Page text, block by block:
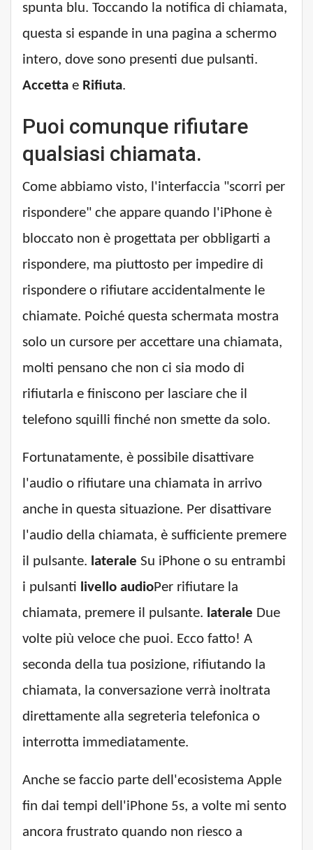
spunta blu. Toccando la notifica di chiamata,
questa si espande in una pagina a schermo
intero, dove sono presenti due pulsanti.
Accetta e Rifiuta.
Puoi comunque rifiutare
qualsiasi chiamata.
Come abbiamo visto, l'interfaccia "scorri per
rispondere" che appare quando l'iPhone è
bloccato non è progettata per obbligarti a
rispondere, ma piuttosto per impedire di
rispondere o rifiutare accidentalmente le
chiamate. Poiché questa schermata mostra
solo un cursore per accettare una chiamata,
molti pensano che non ci sia modo di
rifiutarla e finiscono per lasciare che il
telefono squilli finché non smette da solo.
Fortunatamente, è possibile disattivare
l'audio o rifiutare una chiamata in arrivo
anche in questa situazione. Per disattivare
l'audio della chiamata, è sufficiente premere
il pulsante. laterale Su iPhone o su entrambi
i pulsanti livello audioPer rifiutare la
chiamata, premere il pulsante. laterale Due
volte più veloce che puoi. Ecco fatto! A
seconda della tua posizione, rifiutando la
chiamata, la conversazione verrà inoltrata
direttamente alla segreteria telefonica o
interrotta immediatamente.
Anche se faccio parte dell'ecosistema Apple
fin dai tempi dell'iPhone 5s, a volte mi sento
ancora frustrato quando non riesco a